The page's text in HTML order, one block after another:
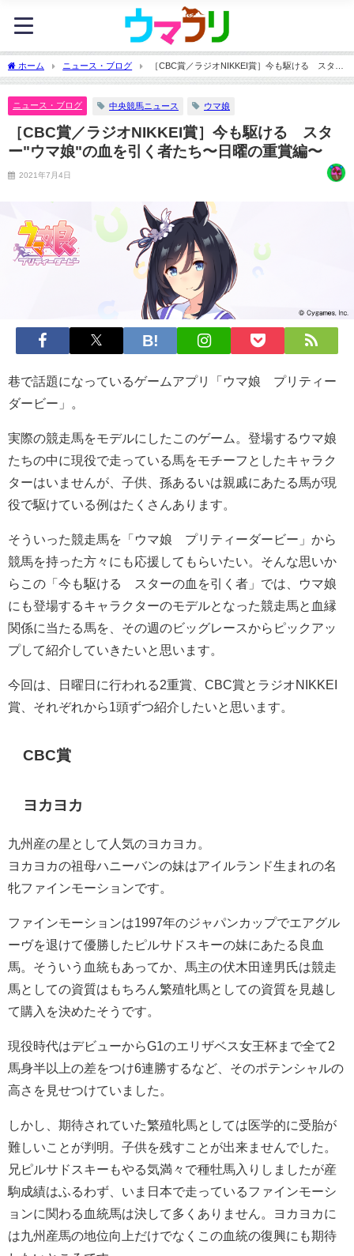
ホーム ニュース・ブログ
［CBC賞／ラジオNIKKEI賞］今も駆ける スタ
ー"ウマ娘"の血を引く者たち〜日曜の重賞編〜
ニュース・ブログ 中央競馬ニュース ウマ娘
［CBC賞／ラジオNIKKEI賞］今も駆ける スタ
ー"ウマ娘"の血を引く者たち〜日曜の重賞編〜
2021年7月4日
巷で話題になっているゲームアプリ「ウマ娘 プリティー
ダービー」。
実際の競走馬をモデルにしたこのゲーム。登場するウマ娘
たちの中に現役で走っている馬をモチーフとしたキャラク
ターはいませんが、子供、孫あるいは親戚にあたる馬が現
役で駆けている例はたくさんあります。
そういった競走馬を「ウマ娘 プリティーダービー」から
競馬を持った方々にも応援してもらいたい。そんな思いか
らこの「今も駆ける スターの血を引く者」では、ウマ娘
にも登場するキャラクターのモデルとなった競走馬と血縁
関係に当たる馬を、その週のビッグレースからピックアッ
プして紹介していきたいと思います。
今回は、日曜日に行われる2重賞、CBC賞とラジオNIKKEI
賞、それぞれから1頭ずつ紹介したいと思います。
CBC賞
ヨカヨカ
九州産の星として人気のヨカヨカ。
ヨカヨカの祖母ハニーバンの妹はアイルランド生まれの名
牝ファインモーションです。
ファインモーションは1997年のジャパンカップでエアグル
ーヴを退けて優勝したピルサドスキーの妹にあたる良血
馬。そういう血統もあってか、馬主の伏木田達男氏は競走
馬としての資質はもちろん繁殖牝馬としての資質を見越し
て購入を決めたそうです。
現役時代はデビューからG1のエリザベス女王杯まで全て2
馬身半以上の差をつけ6連勝するなど、そのポテンシャルの
高さを見せつけていました。
しかし、期待されていた繁殖牝馬としては医学的に受胎が
難しいことが判明。子供を残すことが出来ませんでした。
兄ピルサドスキーもやる気満々で種牡馬入りしましたが産
駒成績はふるわず、いま日本で走っているファインモーシ
ョンに関わる血統馬は決して多くありません。ヨカヨカに
は九州産馬の地位向上だけでなくこの血統の復興にも期待